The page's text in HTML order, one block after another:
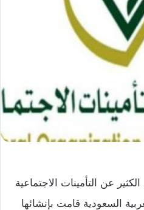
عن التأمينات الاجتماعية
السعودية قامت بإنشائها